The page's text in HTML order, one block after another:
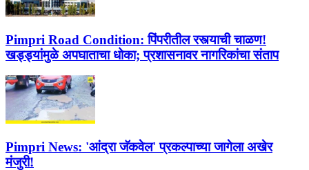
Pimpri Road Condition: पिंपरीतील रस्त्याची चाळण!
खड्ड्यांमुळे अपघाताचा धोका; प्रशासनावर नागरिकांचा संताप
Pimpri News: 'आंद्रा जॅकवेल' प्रकल्पाच्या जागेला अखेर
मंजुरी!